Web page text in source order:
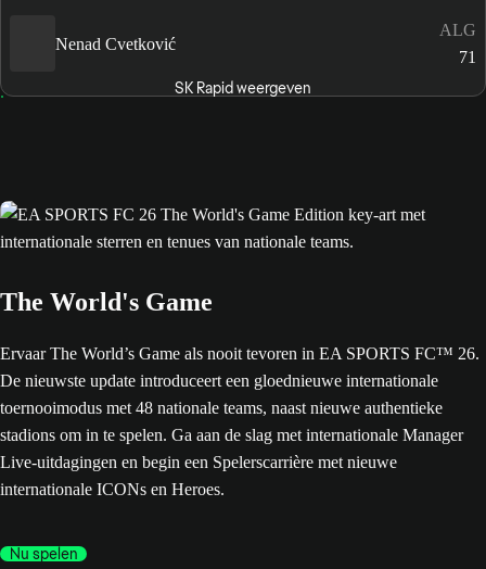
Nenad Cvetković
ALG
71
SK Rapid weergeven
The World's Game
Ervaar The World’s Game als nooit tevoren in EA SPORTS FC™ 26.
De nieuwste update introduceert een gloednieuwe internationale
toernooimodus met 48 nationale teams, naast nieuwe authentieke
stadions om in te spelen. Ga aan de slag met internationale Manager
Live-uitdagingen en begin een Spelerscarrière met nieuwe
internationale ICONs en Heroes.
Nu spelen